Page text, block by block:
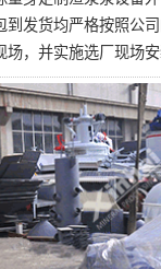
到发货均严格按照公
场，并实施选厂现场安